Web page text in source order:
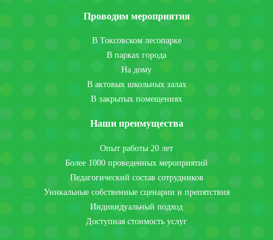
Проводим мероприятия
В Токсовском лесопарке
В парках города
На дому
В актовых школьных залах
В закрытых помещениях
Наши преимущества
Опыт работы 20 лет
Более 1000 проведенных мероприятий
Педагогический состав сотрудников
Уникальные собственные сценарии и препятствия
Индивидуальный подход
Доступная стоимость услуг